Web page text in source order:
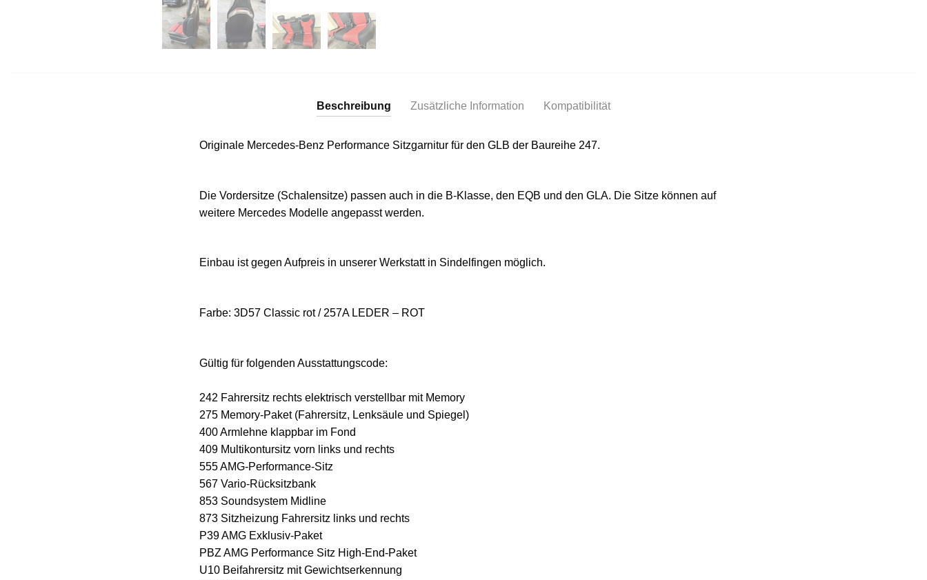
Beschreibung Zusätzliche Information Kompatibilität
Originale Mercedes-Benz Performance Sitzgarnitur für den GLB der Baureihe 247.
Die Vordersitze (Schalensitze) passen auch in die B-Klasse, den EQB und den GLA. Die Sitze können auf
weitere Mercedes Modelle angepasst werden.
Einbau ist gegen Aufpreis in unserer Werkstatt in Sindelfingen möglich.
Farbe: 3D57 Classic rot / 257A LEDER – ROT
Gültig für folgenden Ausstattungscode:
242 Fahrersitz rechts elektrisch verstellbar mit Memory
275 Memory-Paket (Fahrersitz, Lenksäule und Spiegel)
400 Armlehne klappbar im Fond
409 Multikontursitz vorn links und rechts
555 AMG-Performance-Sitz
567 Vario-Rücksitzbank
853 Soundsystem Midline
873 Sitzheizung Fahrersitz links und rechts
P39 AMG Exklusiv-Paket
PBZ AMG Performance Sitz High-End-Paket
U10 Beifahrersitz mit Gewichtserkennung